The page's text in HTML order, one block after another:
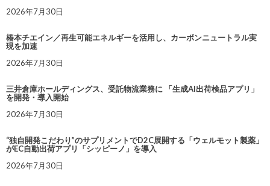
2026年7月30日
椿本チエイン／再生可能エネルギーを活用し、カーボンニュートラル実
現を加速
2026年7月30日
三井倉庫ホールディングス、受託物流業務に 「生成AI出荷検品アプリ」
を開発・導入開始
2026年7月30日
“独自開発こだわり”のサプリメントでD2C展開する「ウェルモット製薬」
がEC自動出荷アプリ「シッピーノ」を導入
2026年7月30日